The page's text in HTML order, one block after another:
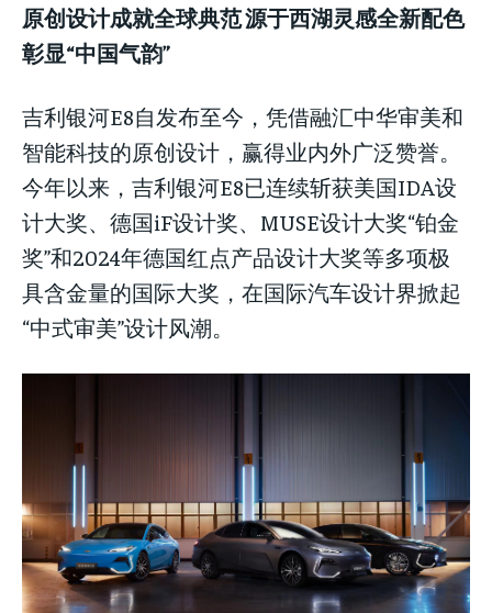
原创设计成就全球典范 源于西湖灵感全新配色
彰显“中国气韵”
吉利银河E8自发布至今，凭借融汇中华审美和
智能科技的原创设计，赢得业内外广泛赞誉。
今年以来，吉利银河E8已连续斩获美国IDA设
计大奖、德国iF设计奖、MUSE设计大奖“铂金
奖”和2024年德国红点产品设计大奖等多项极
具含金量的国际大奖，在国际汽车设计界掀起
“中式审美”设计风潮。